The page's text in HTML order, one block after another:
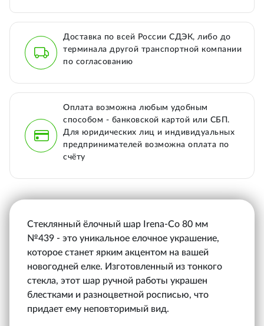
Доставка по всей России СДЭК, либо до
терминала другой транспортной компании
по согласованию
Оплата возможна любым удобным
способом - банковской картой или СБП.
Для юридических лиц и индивидуальных
предпринимателей возможна оплата по
счёту
Стеклянный ёлочный шар Irena-Co 80 мм
№439 - это уникальное елочное украшение,
которое станет ярким акцентом на вашей
новогодней елке. Изготовленный из тонкого
стекла, этот шар ручной работы украшен
блестками и разноцветной росписью, что
придает ему неповторимый вид.